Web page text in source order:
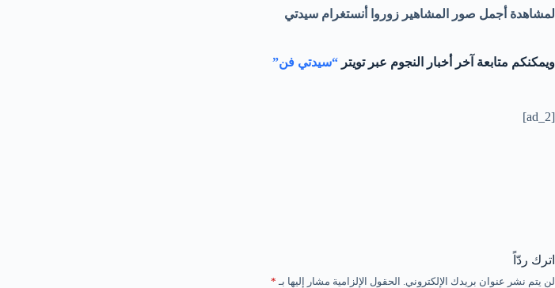
لمشاهدة أجمل صور المشاهير زوروا أنستغرام سيدتي
ويمكنكم متابعة آخر أخبار النجوم عبر تويتر “سيدتي فن”
[ad_2]
اترك ردّاً
لن يتم نشر عنوان بريدك الإلكتروني. الحقول الإلزامية مشار إليها بـ *